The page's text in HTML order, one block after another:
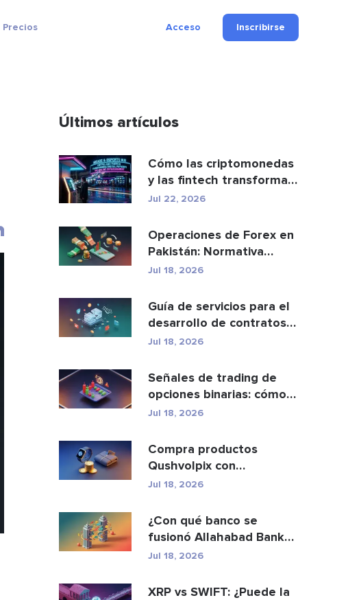
Precios Acceso Inscribirse
Últimos artículos
Cómo las criptomonedas
y las fintech transforman
los pagos y el e...
Jul 22, 2026
Operaciones de Forex en
Pakistán: Normativa
legal, brókeres y ap...
Jul 18, 2026
Guía de servicios para el
desarrollo de contratos
inteligentes y ...
Jul 18, 2026
Señales de trading de
opciones binarias: cómo
funcionan y los ri...
Jul 18, 2026
Compra productos
Qushvolpix con
criptomonedas: Bitcoin,
Jul 18, 2026
¿Con qué banco se
fusionó Allahabad Bank?
Historia completa de ...
Jul 18, 2026
XRP vs SWIFT: ¿Puede la